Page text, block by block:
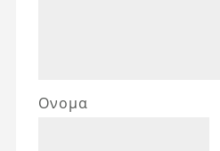
Ονομα